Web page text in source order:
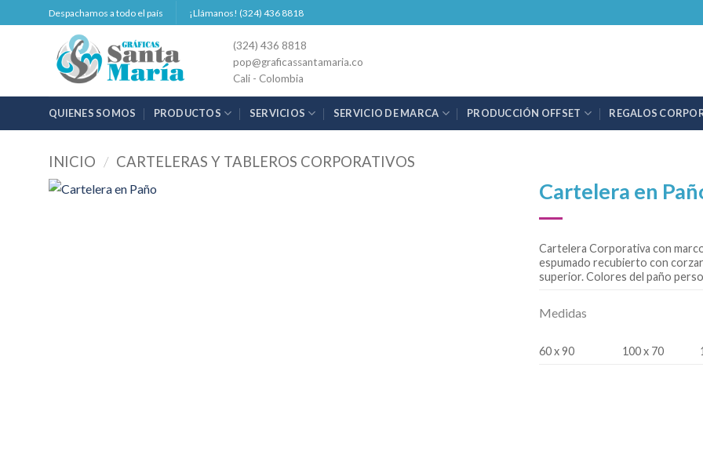
al
Despachamos a todo el país ¡Llámanos! (324) 436 8818
(324) 436 8818
pop@graficassantamaria.co
Cali - Colombia
QUIENES SOMOS PRODUCTOS SERVICIOS SERVICIO DE MARCA PRODUCCIÓN OFFSET REGALOS
INICIO / CARTELERAS Y TABLEROS CORPORATIVOS
Cartelera en
Cartelera Corporativa con
espumado recubierto con
superior. Colores del paño
Medidas
60 x 90 100 x 70